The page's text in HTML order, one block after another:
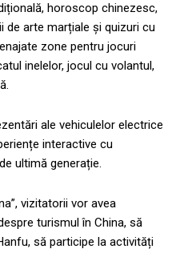
horoscop chinezesc,
de arte marțiale și quizuri cu
zone pentru jocuri
inelelor, jocul cu volantul,
ale vehiculelor electrice
interactive cu
ultimă generație.
vizitatorii vor avea
turismul în China, să
să participe la activități